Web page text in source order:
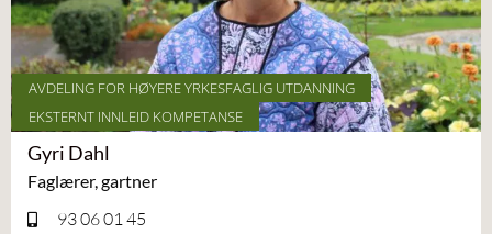
AVDELING FOR HØYERE YRKESFAGLIG UTDANNING
EKSTERNT INNLEID KOMPETANSE
Gyri Dahl
Faglærer, gartner
93 06 01 45